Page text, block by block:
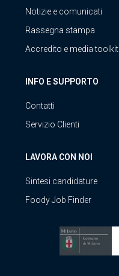
Notizie e comunicati
Rassegna stampa
Accredito e media toolkit
INFO E SUPPORTO
Contatti
Servizio Clienti
LAVORA CON NOI
Sintesi candidature
Foody Job Finder